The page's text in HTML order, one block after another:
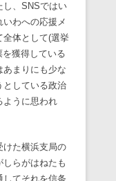
し、SNSではい
わへの応援メ
全体として(選挙
獲得している
あまりにも少な
としている政治
ように思われ
た横浜支局の
らがはねたも
してそれを信条